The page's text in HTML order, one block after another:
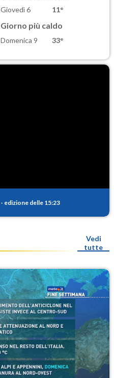
Giovedì 6 11°
Giorno più caldo
Domenica 9 33°
- edizione delle 15:23
Vedi
tutte